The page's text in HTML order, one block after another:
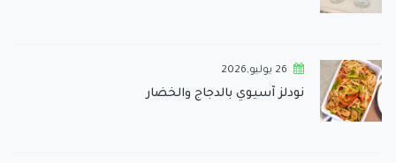
26 يوليو,2026
نودلز آسيوي بالدجاج والخضار